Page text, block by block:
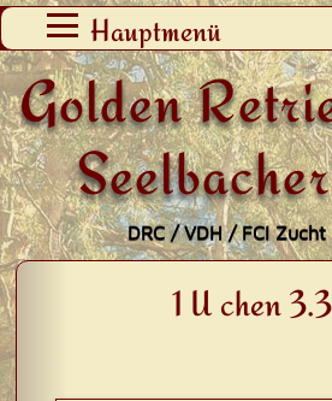
Golden
DRC / VDH / FCI
Hauptmenü
Zum
Inhalt
springen
1 U chen